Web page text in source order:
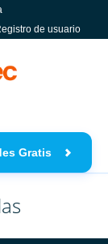
de usuario
Gratis